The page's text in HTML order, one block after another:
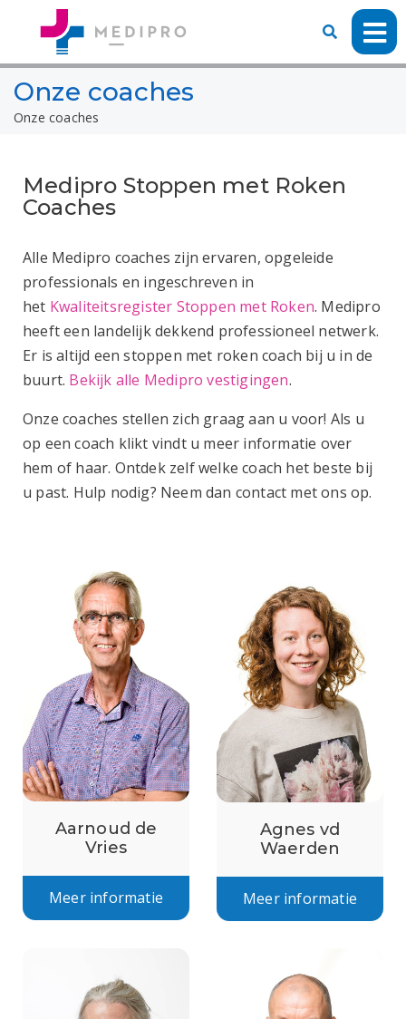
Onze coaches
Onze coaches
Medipro Stoppen met Roken
Coaches
Alle Medipro coaches zijn ervaren, opgeleide
professionals en ingeschreven in
het Kwaliteitsregister Stoppen met Roken. Medipro
heeft een landelijk dekkend professioneel netwerk.
Er is altijd een stoppen met roken coach bij u in de
buurt. Bekijk alle Medipro vestigingen.
Onze coaches stellen zich graag aan u voor! Als u
op een coach klikt vindt u meer informatie over
hem of haar. Ontdek zelf welke coach het beste bij
u past. Hulp nodig? Neem dan contact met ons op.
Aarnoud de
Vries
Meer informatie
Agnes vd
Waerden
Meer informatie